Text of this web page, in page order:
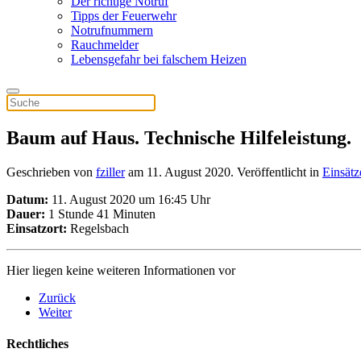
Tipps der Feuerwehr
Notrufnummern
Rauchmelder
Lebensgefahr bei falschem Heizen
Baum auf Haus. Technische Hilfeleistung.
Geschrieben von fzilleram 11. August 2020. Veröffentlicht in
Datum: 11. August 2020 um 16:45 Uhr
Dauer: 1 Stunde 41 Minuten
Einsatzort: Regelsbach
Hier liegen keine weiteren Informationen vor
Zurück
Weiter
Rechtliches